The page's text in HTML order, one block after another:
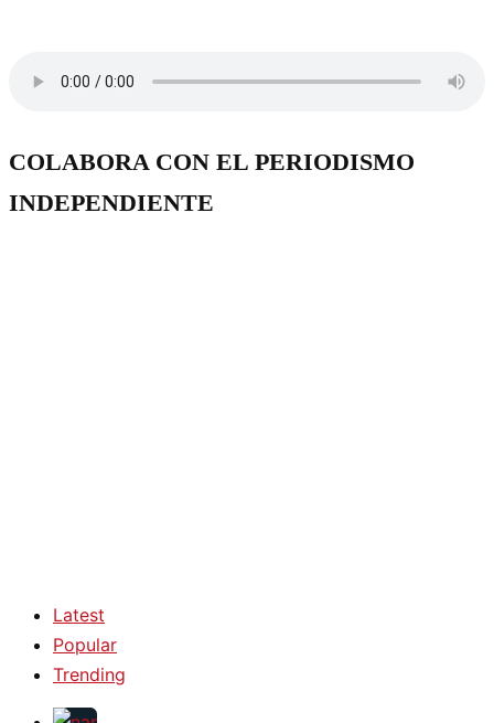
COLABORA CON EL PERIODISMO
INDEPENDIENTE
Latest
Popular
Trending